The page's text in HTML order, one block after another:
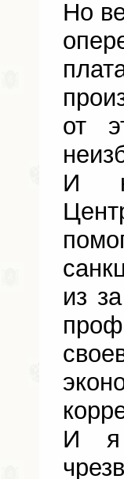
Но
от
И
из
И я